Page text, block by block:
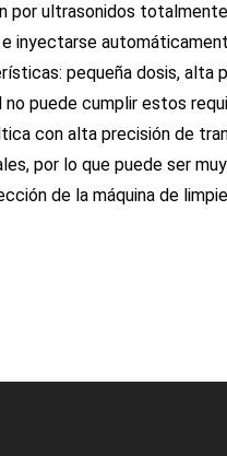
por ultrasonidos
inyectarse
pequeña dosis, alta
puede cumplir estos
con alta precisión de
por lo que puede ser
de la máquina de